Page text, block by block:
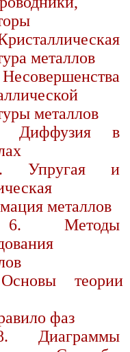
металлов
металлов
в
Упругая и
металлов
Методы
теории
фаз